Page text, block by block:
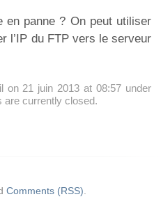
en panne ? On peut utiliser
l’IP du FTP vers le serveur
21 juin 2013 at 08:57 under
are currently closed.
Comments (RSS)